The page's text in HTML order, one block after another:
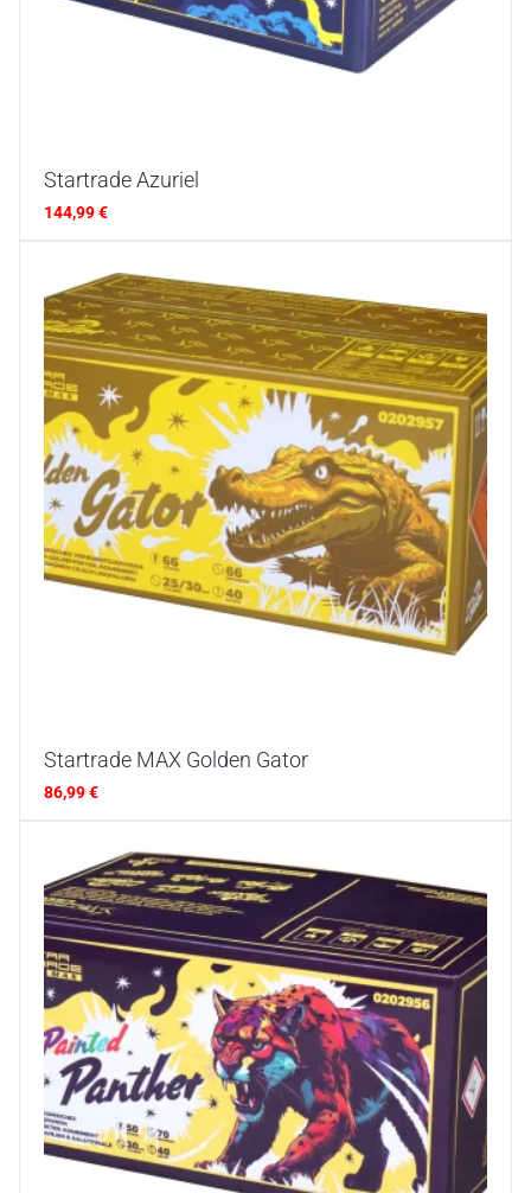
Startrade Azuriel
144,99€
Startrade MAX Golden Gator
86,99€